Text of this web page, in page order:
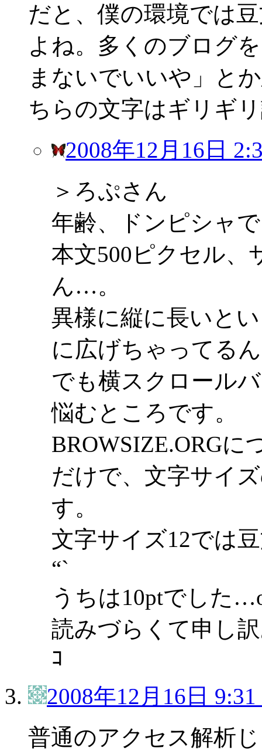
だと、僕の環境では
よね。多くのブログ
まないでいいや」と
ちらの文字はギリギ
2008年12月16日
＞ろぷさん
年齢、ドンピシャ
本文500ピクセル
ん…。
異様に縦に長いと
に広げちゃってる
でも横スクロール
悩むところです。
BROWSIZE.ORG
だけで、文字サイ
す。
文字サイズ12では
“`
うちは10ptでした
読みづらくて申し
ｺ
2008年12月16日
普通のアクセス解析